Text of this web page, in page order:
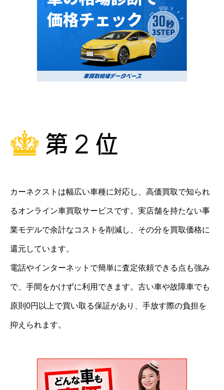
カーネクストは幅広い車種に対応し、高価買取で知られ
るオンライン車買取サービスです。実店舗を持たない事
業モデルで余計なコストを削減し、その分を買取価格に
還元しています。
電話やインターネットで簡単に査定依頼できる点も強み
で、手間をかけずに利用できます。古い車や故障車でも
原則0円以上で買い取る保証があり、手放す際の負担を
抑えられます。